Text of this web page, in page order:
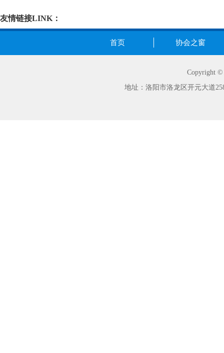
友情链接LINK：
首页 协会之窗
Copyright
地址：洛阳市洛龙区开元大道